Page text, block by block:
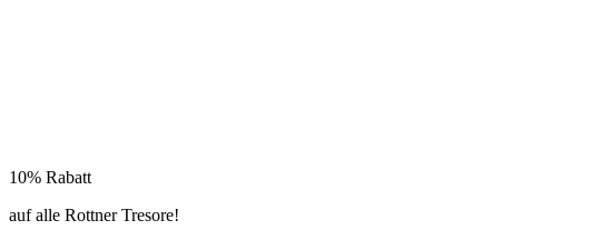
10% Rabatt
auf alle Rottner Tresore!